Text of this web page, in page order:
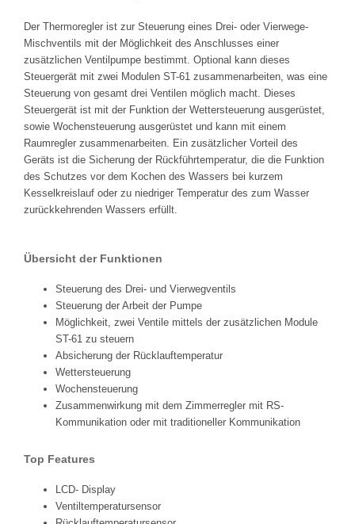
Der Thermoregler ist zur Steuerung eines Drei- oder Vierwege-
Mischventils mit der Möglichkeit des Anschlusses einer
zusätzlichen Ventilpumpe bestimmt. Optional kann dieses
Steuergerät mit zwei Modulen ST-61 zusammenarbeiten, was eine
Steuerung von gesamt drei Ventilen möglich macht. Dieses
Steuergerät ist mit der Funktion der Wettersteuerung ausgerüstet,
sowie Wochensteuerung ausgerüstet und kann mit einem
Raumregler zusammenarbeiten. Ein zusätzlicher Vorteil des
Geräts ist die Sicherung der Rückführtemperatur, die die Funktion
des Schutzes vor dem Kochen des Wassers bei kurzem
Kesselkreislauf oder zu niedriger Temperatur des zum Wasser
zurückkehrenden Wassers erfüllt.
Übersicht der Funktionen
Steuerung des Drei- und Vierwegventils
Steuerung der Arbeit der Pumpe
Möglichkeit, zwei Ventile mittels der zusätzlichen Module
ST-61 zu steuern
Absicherung der Rücklauftemperatur
Wettersteuerung
Wochensteuerung
Zusammenwirkung mit dem Zimmerregler mit RS-
Kommunikation oder mit traditioneller Kommunikation
Top Features
LCD- Display
Ventiltemperatursensor